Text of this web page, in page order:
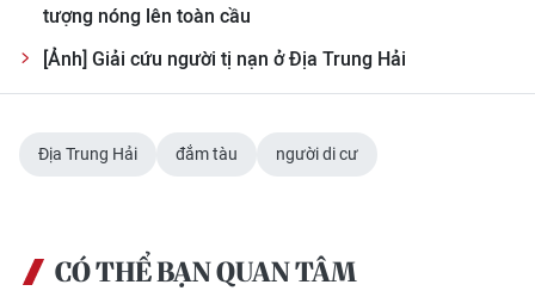
Media Pháp luật
Media Du lịch
Media Thể thao
tượng nóng lên toàn cầu
[Ảnh] Giải cứu người tị nạn ở Địa Trung Hải
Địa Trung Hải đắm tàu người di cư
CÓ THỂ BẠN QUAN TÂM